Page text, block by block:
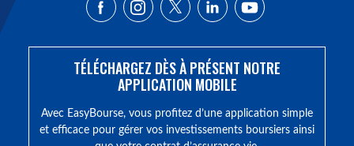
TÉLÉCHARGEZ DÈS À PRÉSENT NOTRE
APPLICATION MOBILE
Avec EasyBourse, vous profitez d’une application simple
et efficace pour gérer vos investissements boursiers ainsi